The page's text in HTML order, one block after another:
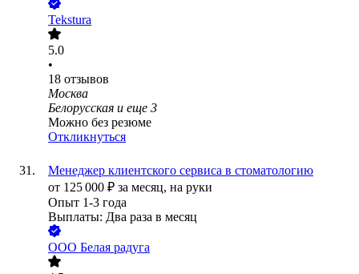
Tekstura
5.0
•
18 отзывов
Москва
Белорусская и еще 3
Можно без резюме
Откликнуться
Менеджер клиентского сервиса в стоматологию
от 125 000 ₽ за месяц, на руки
Опыт 1-3 года
Выплаты: Два раза в месяц
ООО Белая радуга